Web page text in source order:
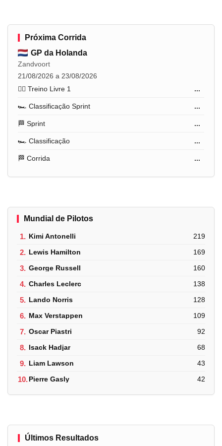
Próxima Corrida
GP da Holanda
Zandvoort
21/08/2026 a 23/08/2026
🏋️‍♂️ Treino Livre 1
...
🏎️ Classificação Sprint ...
🏁 Sprint ...
🏎️ Classificação ...
🏁 Corrida ...
Mundial de Pilotos
1. Kimi Antonelli 219
2. Lewis Hamilton 169
3. George Russell 160
4. Charles Leclerc 138
5. Lando Norris 128
6. Max Verstappen 109
7. Oscar Piastri 92
8. Isack Hadjar 68
9. Liam Lawson 43
10.Pierre Gasly 42
Últimos Resultados